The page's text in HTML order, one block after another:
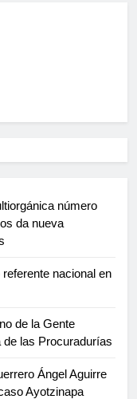
número
da nueva
nacional en
de la Gente
las Procuradurías
Ángel Aguirre
Ayotzinapa